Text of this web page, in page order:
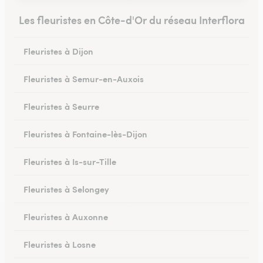
Les fleuristes en Côte-d'Or du réseau Interflora
Fleuristes à Dijon
Fleuristes à Semur-en-Auxois
Fleuristes à Seurre
Fleuristes à Fontaine-lès-Dijon
Fleuristes à Is-sur-Tille
Fleuristes à Selongey
Fleuristes à Auxonne
Fleuristes à Losne